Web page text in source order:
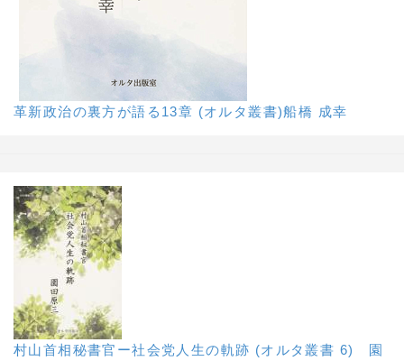
革新政治の裏方が語る13章 (オルタ叢書)船橋 成幸
村山首相秘書官ー社会党人生の軌跡 (オルタ叢書 6) 園